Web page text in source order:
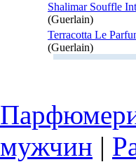
Shalimar Souffle
(Guerlain)
Terracotta Le
(Guerlain)
мужчин |